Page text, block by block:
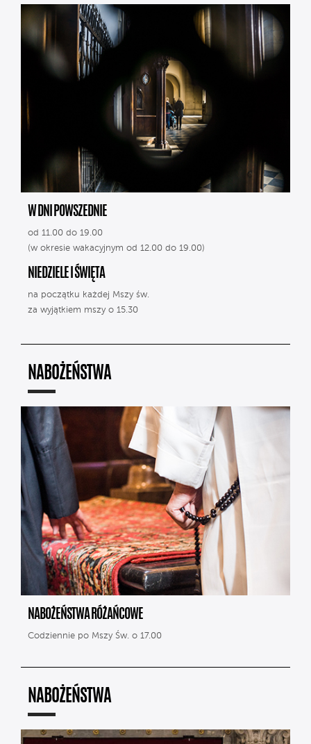
W DNI POWSZEDNIE
od 11.00 do 19.00
(w okresie wakacyjnym od 12.00 do 19.00)
NIEDZIELE I ŚWIĘTA
na początku każdej Mszy św.
za wyjątkiem mszy o 15.30
NABOŻEŃSTWA
NABOŻEŃSTWA RÓŻAŃCOWE
Codziennie po Mszy Św. o 17.00
NABOŻEŃSTWA